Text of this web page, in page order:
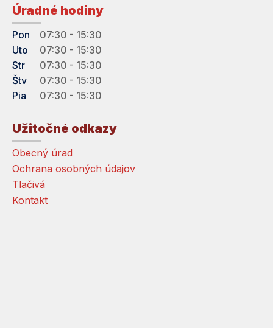
Úradné hodiny
Pon
07:30 - 15:30
Uto
07:30 - 15:30
Str
07:30 - 15:30
Štv
07:30 - 15:30
Pia
07:30 - 15:30
Užitočné odkazy
Obecný úrad
Ochrana osobných údajov
Tlačivá
Kontakt